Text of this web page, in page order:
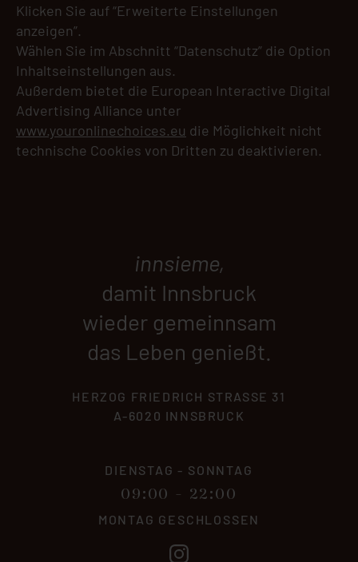
Klicken Sie auf “Erweiterte Einstellungen
anzeigen”.
Wählen Sie im Abschnitt “Datenschutz” die Option
Inhaltseinstellungen aus.
Außerdem bietet die European Interactive Digital
Advertising Alliance unter
www.youronlinechoices.eu die Möglichkeit nicht
technische Cookies von Dritten zu deaktivieren.
innsieme,
damit Innsbruck
wieder gemeinnsam
das Leben genießt.
HERZOG FRIEDRICH STRASSE 31
A-6020 INNSBRUCK
DIENSTAG - SONNTAG
09:00 - 22:00
MONTAG GESCHLOSSEN